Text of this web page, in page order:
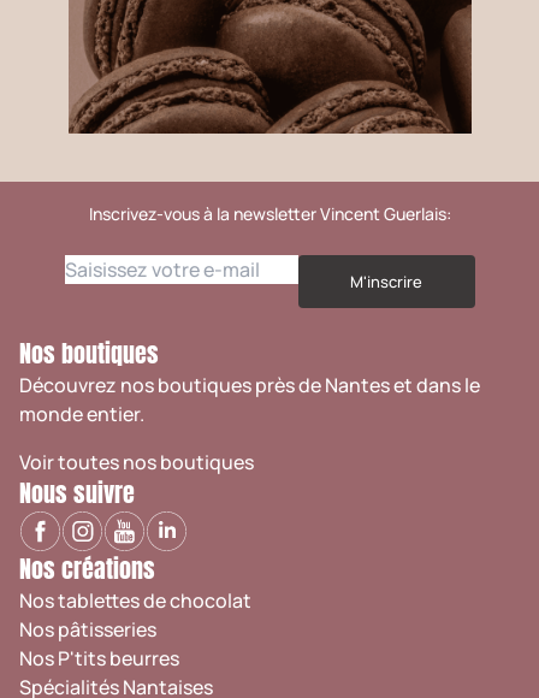
Inscrivez-vous à la newsletter Vincent Guerlais:
M'inscrire
Nos boutiques
Découvrez nos boutiques près de Nantes et dans le
monde entier.
Voir toutes nos boutiques
Nous suivre
Nos créations
Nos tablettes de chocolat
Nos pâtisseries
Nos P'tits beurres
Spécialités Nantaises